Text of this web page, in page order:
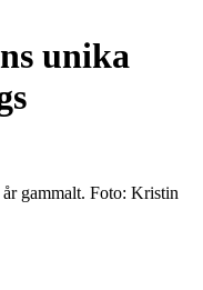
unika
gammalt. Foto: Kristin